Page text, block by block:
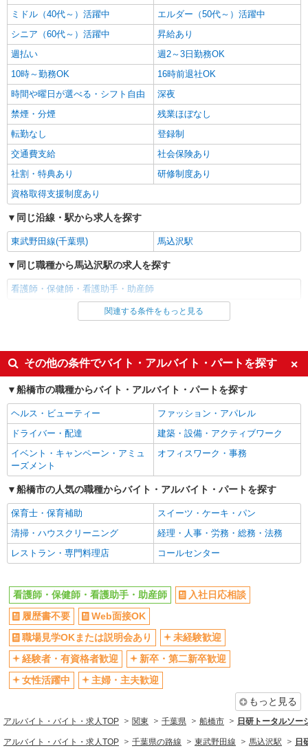
エイジフリーハウス船橋夏見
看護師／サービス付高齢者向け住宅／パート／
夜勤無／日数時間応相談
時給1,442円〜1,648円 ※経験・能力・資格等
による 保健師・正看護師 時給1,648円 准看護師
時給1,442円 〇時間外勤務手当 〇土日祝勤務手当
〇年末年始勤務手当 〇早朝7:00〜8:00/夜間
18:00〜20:00は時給25％UP
エイジフリーハウス船橋夏見 千葉県船橋市夏
見3丁目31番40号
キープ 詳細を見る
派遣社員
株式会社メディカル・ワン・アップ
看護助手（院内サポーター）
時給1,500円 ※資格、経験により異なります。
千葉県船橋市
キープ 詳細を見る
派遣社員
看護助手
キープ 詳細を見る
派遣社員
株式会社kotrio /●SW-H2-1816389
≪京成船橋駅≫16時帰宅もOK♪病院で補助だ
けのまったり作業
通費全支給(ガソリン代含む)＞
キープ 詳細を見る
派遣社員
特別養護老人ホームでの看護師
時給：准看護師2150円/看護師2250円 ※資格や
経験などによる
千葉県船橋市
キープ 詳細を見る
戦！シフト相談OK♪
ミドル（40代～）活躍中
エルダー（50代～）活躍中
シニア（60代～）活躍中
昇給あり
週払い
週2～3日勤務OK
10時～勤務OK
16時前退社OK
時間や曜日が選べる・シフト自由
深夜
禁煙・分煙
残業ほぼなし
転勤なし
登録制
交通費支給
社会保険あり
社割・特典あり
研修制度あり
資格取得支援制度あり
同じ沿線・駅から求人を探す
東武野田線(千葉県) 馬込沢駅
同じ職種から馬込沢駅の求人を探す
看護師・保健師・看護助手・助産師
同じ雇用形態から馬込沢駅の求人を探す
派遣社員
同じ特徴から馬込沢駅の求人を探す
入社日応相談
履歴書不要
Web面接OK
職場見学OKまたは説明会あり
未経験歓迎
経験者・有資格者歓迎
新卒・第二新卒歓迎
主婦・主夫歓迎
フリーター歓迎
学歴不問
ブランクOK
ミドル（40代～）活躍中
エルダー（50代～）活躍中
シニア（60代～）活躍中
昇給あり
週払い
週2～3日勤務OK
時間や曜日が選べる・シフト自由
深夜
禁煙・分煙
転勤なし
登録制
交通費支給
社会保険あり
社割・特典あり
研修制度あり
同じ職種から求人を探す
関連する条件をもっと見る
その他の条件でバイト・アルバイト・パートを探す
船橋市の職種からバイト・アルバイト・パートを探す
ヘルス・ビューティー
ファッション・アパレル
ドライバー・配達
建築・設備・アクティブワーク
イベント・キャンペーン・アミュ
ーズメント
オフィスワーク・事務
船橋市の人気の職種からバイト・アルバイト・パートを探す
保育士・保育補助
スイーツ・ケーキ・パン
清掃・ハウスクリーニング
経理・人事・労務・総務・法務
レストラン・専門料理店
コールセンター
看護師・保健師・看護助手・助産師
入社日応相談
履歴書不要
Web面接OK
職場見学OKまたは説明会あり
未経験歓迎
経験者・有資格者歓迎
新卒・第二新卒歓迎
女性活躍中
主婦・主夫歓迎
もっと見る
アルバイト・バイト・求人TOP 関東 千葉県 船橋市 日研トータルソ
アルバイト・バイト・求人TOP 千葉県の路線 東武野田線 馬込沢駅 日